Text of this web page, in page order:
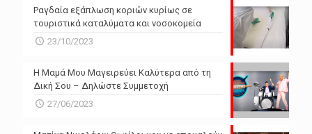
Ραγδαία εξάπλωση κοριών κυρίως σε
τουριστικά καταλύματα και νοσοκομεία
23/10/2023
Η Μαμά Μου Μαγειρεύει Καλύτερα από τη
Δική Σου – Δηλώστε Συμμετοχή
27/06/2023